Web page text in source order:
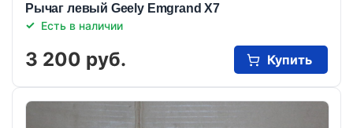
Рычаг левый Geely Emgrand X7
Есть в наличии
3 200 руб. Купить